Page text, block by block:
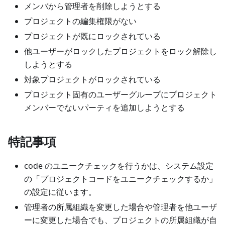
メンバから管理者を削除しようとする
プロジェクトの編集権限がない
プロジェクトが既にロックされている
他ユーザーがロックしたプロジェクトをロック解除し
しようとする
対象プロジェクトがロックされている
プロジェクト固有のユーザーグループにプロジェクト
メンバーでないパーティを追加しようとする
特記事項
code のユニークチェックを行うかは、システム設定
の「プロジェクトコードをユニークチェックするか」
の設定に従います。
管理者の所属組織を変更した場合や管理者を他ユーザ
ーに変更した場合でも、プロジェクトの所属組織が自